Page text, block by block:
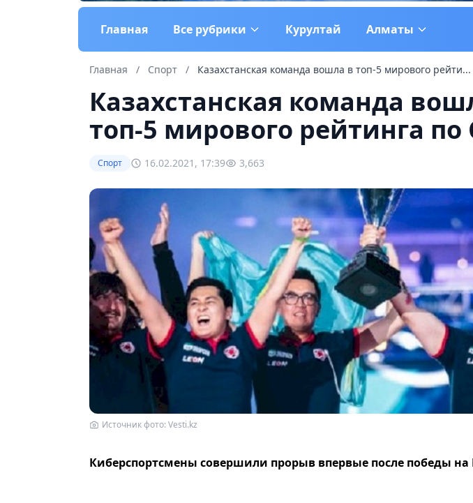
Главная Все рубрики Курултай Алматы
Главная / Спорт / Казахстанская команда вошла в топ-5 мирового рейти...
Казахстанская команда
топ-5 мирового рейтинга по
Спорт 16.02.2021, 17:39 3,663
Источник фото: Vesti.kz
Киберспортсмены совершили прорыв впервые после победы на